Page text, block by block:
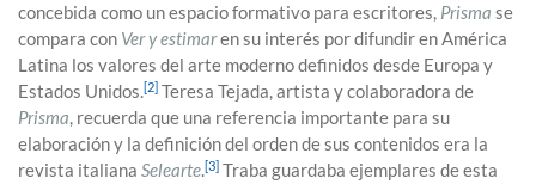
concebida como un espacio formativo para escritores, Prisma se
compara con Ver y estimaren su interés por difundir en América
Latina los valores del arte moderno definidos desde Europa y
Estados Unidos.[2] Teresa Tejada, artista y colaboradora de
Prisma, recuerda que una referencia importante para su
elaboración y la definición del orden de sus contenidos era la
revista italiana Selearte.[3] Traba guardaba ejemplares de esta